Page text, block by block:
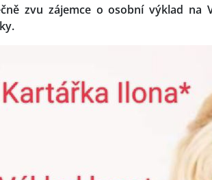
zvu zájemce o osobní výklad na